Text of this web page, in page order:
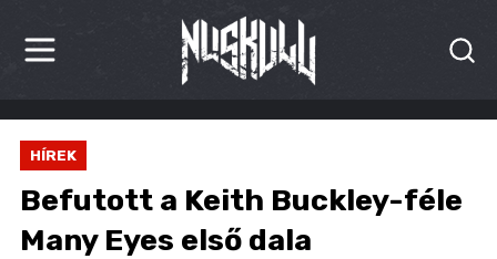
HÍREK
KRITIKÁK
BESZÁMOLÓK
HÍREK
Befutott a Keith Buckley-féle
Many Eyes első dala